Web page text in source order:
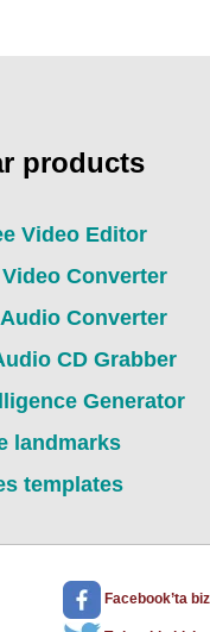
products
Video Editor
Converter
Converter
CD Grabber
Generator
landmarks
templates
Facebook’ta